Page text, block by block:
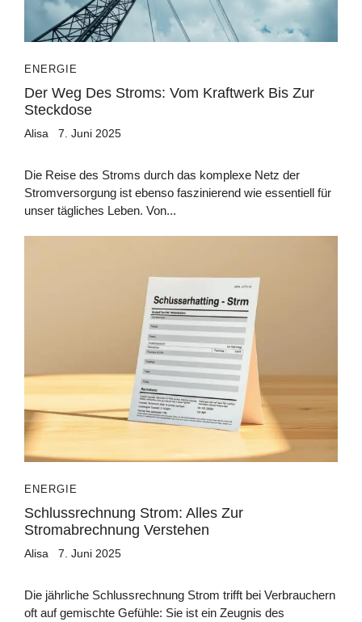
ENERGIE
Der Weg Des Stroms: Vom Kraftwerk Bis Zur
Steckdose
Alisa 7. Juni 2025
Die Reise des Stroms durch das komplexe Netz der
Stromversorgung ist ebenso faszinierend wie essentiell für
unser tägliches Leben. Von...
ENERGIE
Schlussrechnung Strom: Alles Zur
Stromabrechnung Verstehen
Alisa 7. Juni 2025
Die jährliche Schlussrechnung Strom trifft bei Verbrauchern
oft auf gemischte Gefühle: Sie ist ein Zeugnis des